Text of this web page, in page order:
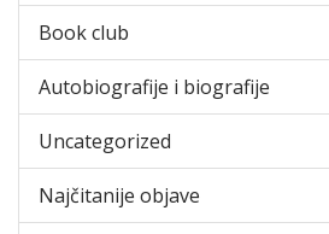
Book club
Autobiografije i biografije
Uncategorized
Najčitanije objave